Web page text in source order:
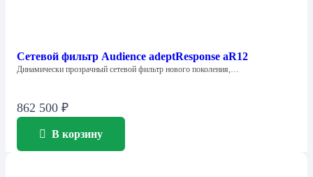
Сетевой фильтр Audience adeptResponse aR12
Динамически прозрачный сетевой фильтр нового поколения,…
862 500 ₽
В корзину